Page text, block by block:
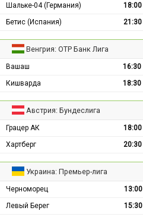
Шальке-04 (Германия)
18:00
Бетис (Испания)
21:30
Венгрия: ОТР Банк Лига
Вашаш 16:30
Кишварда
18:30
Австрия: Бундеслига
Грацер АК 18:00
Хартберг
20:30
Украина: Премьер-лига
Черноморец 13:00
Левый Берег
15:30